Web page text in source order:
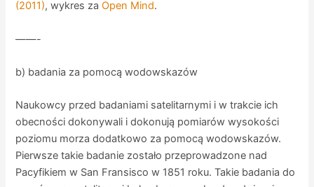
(2011), wykres zaOpen Mind.
——-
b) badania za pomocą wodowskazów
Naukowcy przed badaniami satelitarnymi i w trakcie ich
obecności dokonywali i dokonują pomiarów wysokości
poziomu morza dodatkowo za pomocą wodowskazów.
Pierwsze takie badanie zostało przeprowadzone nad
Pacyfikiem w San Fransisco w 1851 roku. Takie badania do